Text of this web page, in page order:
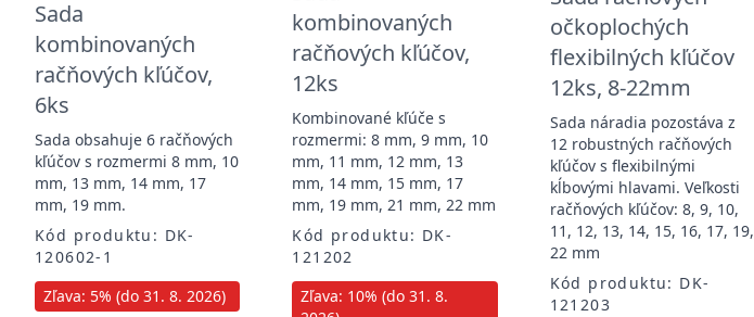
Sada
kombinovaných
račňových kľúčov,
6ks
Sada obsahuje 6 račňových
kľúčov s rozmermi 8 mm, 10
mm, 13 mm, 14 mm, 17
mm, 19 mm.
Kód produktu: DK-
120602-1
Zľava: 5% (do 31. 8. 2026)
kombinovaných
račňových kľúčov,
12ks
Kombinované kľúče s
rozmermi: 8 mm, 9 mm, 10
mm, 11 mm, 12 mm, 13
mm, 14 mm, 15 mm, 17
mm, 19 mm, 21 mm, 22 mm
Kód produktu: DK-
121202
Zľava: 10% (do 31. 8.
očkoplochých
flexibilných kľúčov
12ks, 8-22mm
Sada náradia pozostáva z
12 robustných račňových
kľúčov s flexibilnými
kĺbovými hlavami. Veľkosti
račňových kľúčov: 8, 9, 10,
11, 12, 13, 14, 15, 16, 17, 19,
22 mm
Kód produktu: DK-
121203